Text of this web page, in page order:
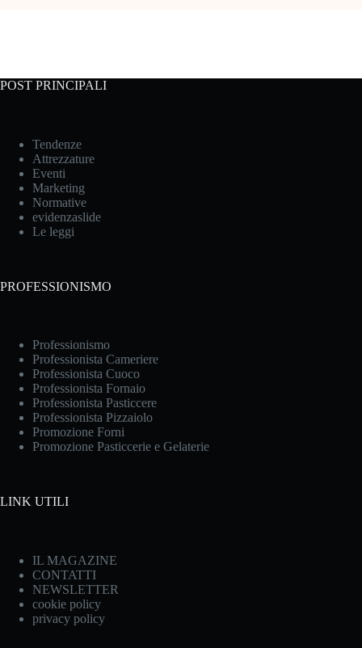
POST PRINCIPALI
Tendenze
Attrezzature
Eventi
Marketing
Normative
evidenzaslide
Le leggi
PROFESSIONISMO
Professionismo
Professionista Cameriere
Professionista Cuoco
Professionista Fornaio
Professionista Pasticcere
Professionista Pizzaiolo
Promozione Forni
Promozione Pasticcerie e Gelaterie
LINK UTILI
IL MAGAZINE
CONTATTI
NEWSLETTER
cookie policy
privacy policy